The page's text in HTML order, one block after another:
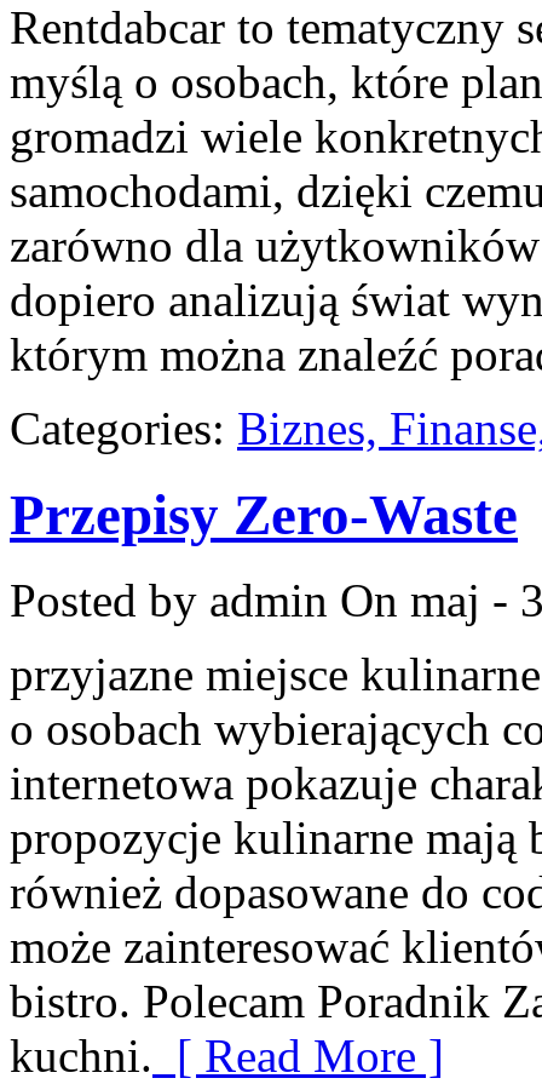
Rentdabcar to tematyczny
myślą o osobach, które
gromadzi wiele
samochodami, dzięki
zarówno dla
dopiero analizują świat
którym można znaleźć
Categories: Biznes,
Przepisy Zero-Waste
Posted by admin On maj -
przyjazne miejsce
o osobach wybierających
internetowa pokazuje
propozycje kulinarne mają
również dopasowane do
może zainteresować
bistro. Polecam Poradnik
kuchni. [ Read More ]